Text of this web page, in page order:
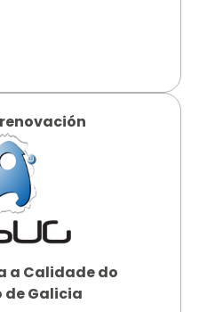
a Calidade do
de Galicia​